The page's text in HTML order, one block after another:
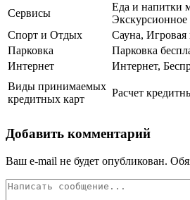
Сервисы
Еда и напитки
Экскурсионное
Спорт и Отдых
Сауна,
Парковка
Парковка
Интернет
Интернет,
Виды принимаемых
кредитных карт
Расчет
Добавить комментарий
Ваш e-mail не будет опубликован.